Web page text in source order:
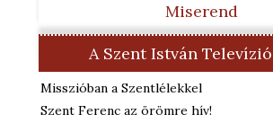
Miserend
A Szent István
Misszióban a Szentlélekkel
Szent Ferenc az örömre hív!